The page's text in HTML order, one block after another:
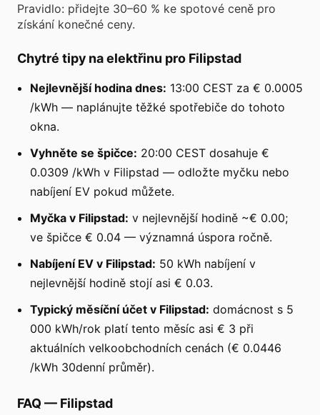
Pravidlo: přidejte 30–60 % ke spotové ceně pro
získání konečné ceny.
Chytré tipy na elektřinu pro Filipstad
Nejlevnější hodina dnes: 13:00 CEST za € 0.0005
/kWh — naplánujte těžké spotřebiče do tohoto
okna.
Vyhněte se špičce: 20:00 CEST dosahuje €
0.0309 /kWh v Filipstad — odložte myčku nebo
nabíjení EV pokud můžete.
Myčka v Filipstad: v nejlevnější hodině ~€ 0.00;
ve špičce € 0.04 — významná úspora ročně.
Nabíjení EV v Filipstad: 50 kWh nabíjení v
nejlevnější hodině stojí asi € 0.03.
Typický měsíční účet v Filipstad: domácnost s 5
000 kWh/rok platí tento měsíc asi € 3 při
aktuálních velkoobchodních cenách (€ 0.0446
/kWh 30denní průměr).
FAQ — Filipstad